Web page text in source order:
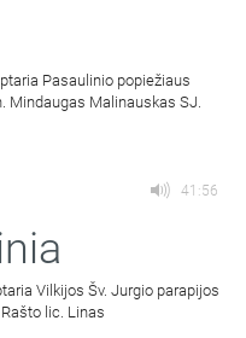
Pasaulinio popiežiaus
Mindaugas Malinauskas SJ.
41:56
Vilkijos Šv. Jurgio parapijos
lic. Linas